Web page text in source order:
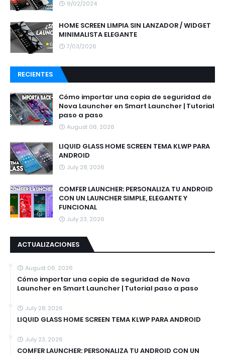
9/02/2024
HOME SCREEN LIMPIA SIN LANZADOR / WIDGET
MINIMALISTA ELEGANTE
7/03/2026
RECIENTES
Cómo importar una copia de seguridad de
Nova Launcher en Smart Launcher | Tutorial
paso a paso
August 06, 2026
LIQUID GLASS HOME SCREEN TEMA KLWP PARA
ANDROID
July 28, 2026
COMFER LAUNCHER: PERSONALIZA TU ANDROID
CON UN LAUNCHER SIMPLE, ELEGANTE Y
FUNCIONAL
July 23, 2026
ACTUALIZACIONES
August 06, 2026
Cómo importar una copia de seguridad de Nova
Launcher en Smart Launcher | Tutorial paso a paso
July 28, 2026
LIQUID GLASS HOME SCREEN TEMA KLWP PARA ANDROID
July 23, 2026
COMFER LAUNCHER: PERSONALIZA TU ANDROID CON UN